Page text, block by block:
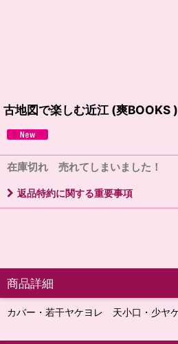
古地図で楽しむ近江 (爽
在庫切れ 売れてしまいました！
返品特約に関する重要事項
商品詳細
カバー・若干ヤケヨレ 天小口・少ヤ